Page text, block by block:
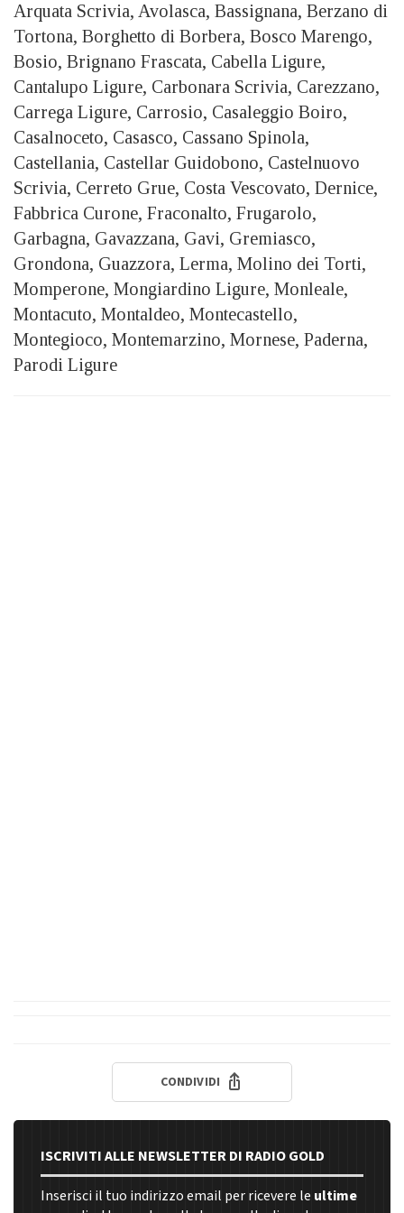
Arquata Scrivia, Avolasca, Bassignana, Berzano di
Tortona, Borghetto di Borbera, Bosco Marengo,
Bosio, Brignano Frascata, Cabella Ligure,
Cantalupo Ligure, Carbonara Scrivia, Carezzano,
Carrega Ligure, Carrosio, Casaleggio Boiro,
Casalnoceto, Casasco, Cassano Spinola,
Castellania, Castellar Guidobono, Castelnuovo
Scrivia, Cerreto Grue, Costa Vescovato, Dernice,
Fabbrica Curone, Fraconalto, Frugarolo,
Garbagna, Gavazzana, Gavi, Gremiasco,
Grondona, Guazzora, Lerma, Molino dei Torti,
Momperone, Mongiardino Ligure, Monleale,
Montacuto, Montaldeo, Montecastello,
Montegioco, Montemarzino, Mornese, Paderna,
Parodi Ligure
CONDIVIDI
ISCRIVITI ALLE NEWSLETTER DI RADIO GOLD
Inserisci il tuo indirizzo email per ricevere le ultime